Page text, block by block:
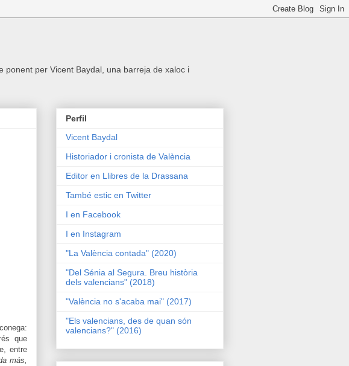
ponent per Vicent Baydal, una barreja de xaloc i
que
entre
más,
Perfil
Vicent Baydal
Historiador i cronista de València
Editor en Llibres de la Drassana
També estic en Twitter
I en Facebook
I en Instagram
"La València contada" (2020)
"Del Sénia al Segura. Breu història
dels valencians" (2018)
"València no s'acaba mai" (2017)
"Els valencians, des de quan són
valencians?" (2016)